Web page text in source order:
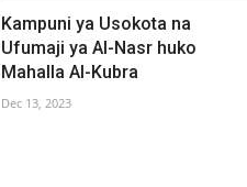
Kampuni ya Usokota na
Ufumaji ya Al-Nasr huko
Mahalla Al-Kubra
Dec 13, 2023